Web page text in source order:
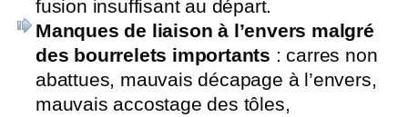
fusion insuffisant au départ.
Manques de liaison à l’envers malgré
des bourrelets importants : carres non
abattues, mauvais décapage à l’envers,
mauvais accostage des tôles,